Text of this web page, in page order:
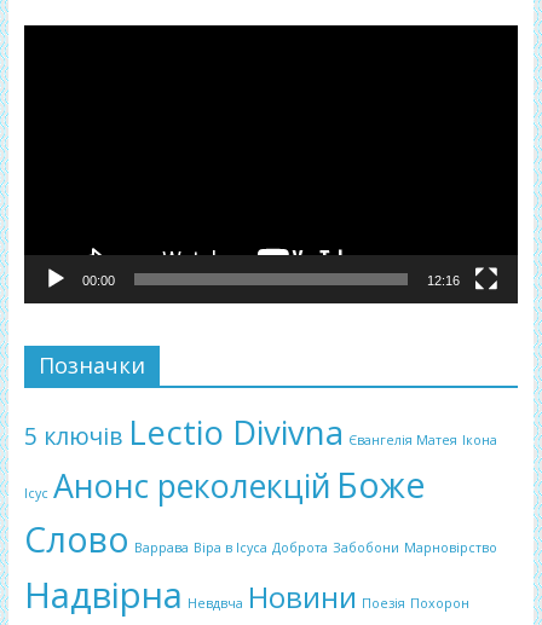
00:00 12:16
Позначки
5 ключів Lectio Divivna Євангелія Матея Ікона
Ісус Анонс реколекцій Боже
Слово Варрава Віра в Ісуса Доброта Забобони Марновірство
Надвірна Невдвча Новини Поезія Похорон